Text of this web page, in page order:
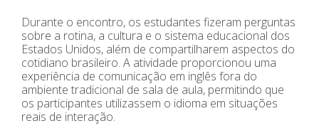
Durante o encontro, os estudantes fizeram perguntas
sobre a rotina, a cultura e o sistema educacional dos
Estados Unidos, além de compartilharem aspectos do
cotidiano brasileiro. A atividade proporcionou uma
experiência de comunicação em inglês fora do
ambiente tradicional de sala de aula, permitindo que
os participantes utilizassem o idioma em situações
reais de interação.